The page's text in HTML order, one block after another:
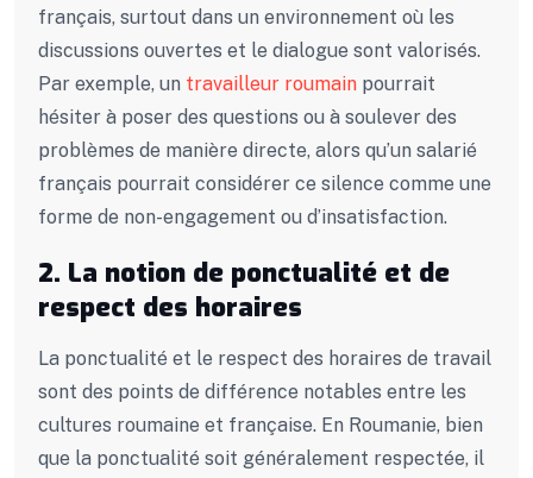
français, surtout dans un environnement où les
discussions ouvertes et le dialogue sont valorisés.
Par exemple, un travailleur roumain pourrait
hésiter à poser des questions ou à soulever des
problèmes de manière directe, alors qu’un salarié
français pourrait considérer ce silence comme une
forme de non-engagement ou d’insatisfaction.
2. La notion de ponctualité et de
respect des horaires
La ponctualité et le respect des horaires de travail
sont des points de différence notables entre les
cultures roumaine et française. En Roumanie, bien
que la ponctualité soit généralement respectée, il